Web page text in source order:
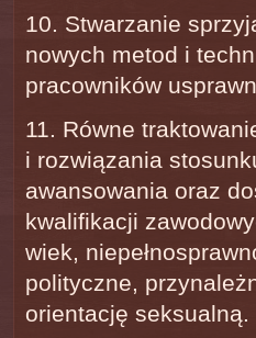
10. Stwarzanie
nowych metod i
pracowników
11. Równe
i rozwiązania
awansowania oraz
kwalifikacji
wiek,
polityczne,
orientację seksualną.